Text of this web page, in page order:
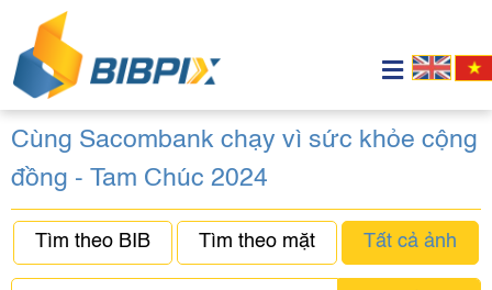
Cùng Sacombank chạy vì sức khỏe cộng
đồng - Tam Chúc 2024
Tìm theo BIB Tìm theo mặt Tất cả ảnh